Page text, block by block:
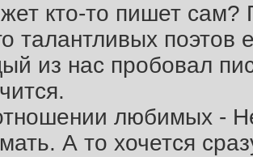
кто-то пишет сам?
талантливых поэтов
из нас пробовал
любимых -
А то хочется